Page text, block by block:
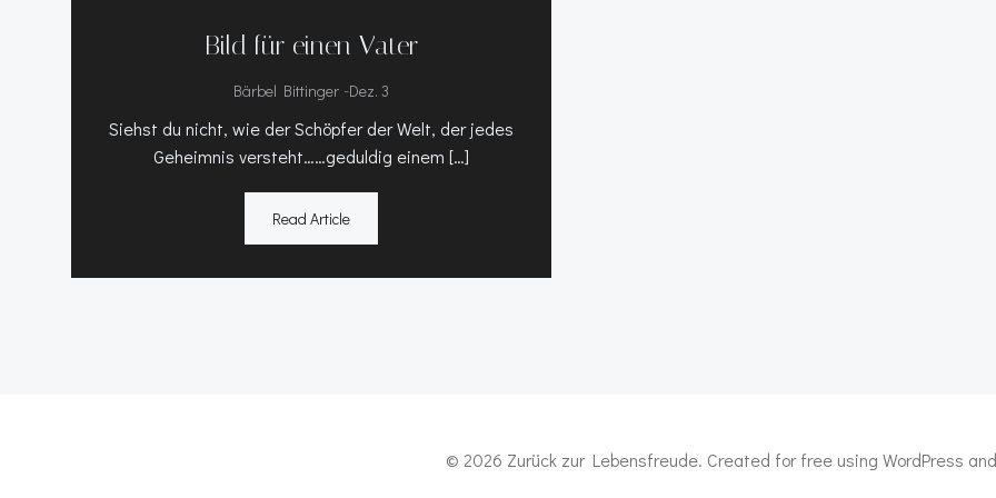
Bild für einen Vater
Bärbel Bittinger -Dez. 3
Siehst du nicht, wie der Schöpfer der Welt, der jedes
Geheimnis versteht……geduldig einem […]
Read Article
© 2026 Zurück zur Lebensfreude. Created for free using WordPress and